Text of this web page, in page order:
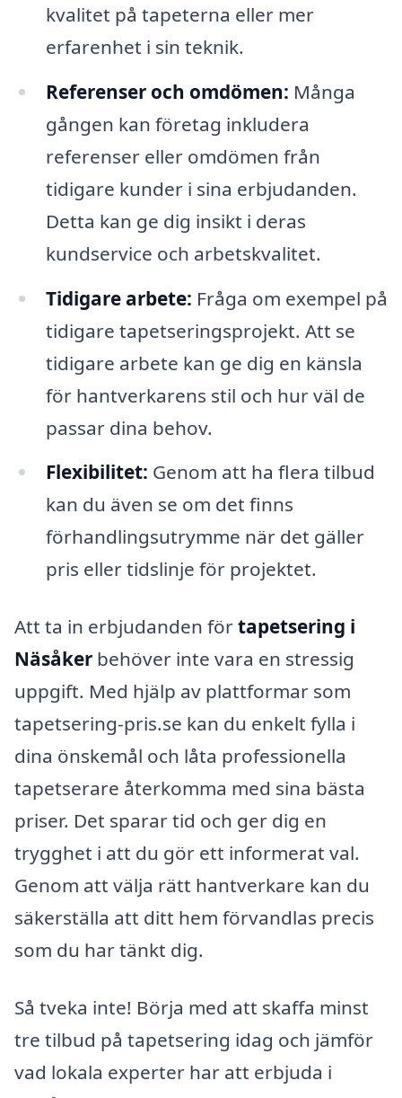
kvalitet på tapeterna eller mer
erfarenhet i sin teknik.
Referenser och omdömen: Många
gången kan företag inkludera
referenser eller omdömen från
tidigare kunder i sina erbjudanden.
Detta kan ge dig insikt i deras
kundservice och arbetskvalitet.
Tidigare arbete: Fråga om exempel på
tidigare tapetseringsprojekt. Att se
tidigare arbete kan ge dig en känsla
för hantverkarens stil och hur väl de
passar dina behov.
Flexibilitet: Genom att ha flera tilbud
kan du även se om det finns
förhandlingsutrymme när det gäller
pris eller tidslinje för projektet.
Att ta in erbjudanden förtapetsering i
Näsåker behöver inte vara en stressig
uppgift. Med hjälp av plattformar som
tapetsering-pris.se kan du enkelt fylla i
dina önskemål och låta professionella
tapetserare återkomma med sina bästa
priser. Det sparar tid och ger dig en
trygghet i att du gör ett informerat val.
Genom att välja rätt hantverkare kan du
säkerställa att ditt hem förvandlas precis
som du har tänkt dig.
Så tveka inte! Börja med att skaffa minst
tre tilbud på tapetsering idag och jämför
vad lokala experter har att erbjuda i